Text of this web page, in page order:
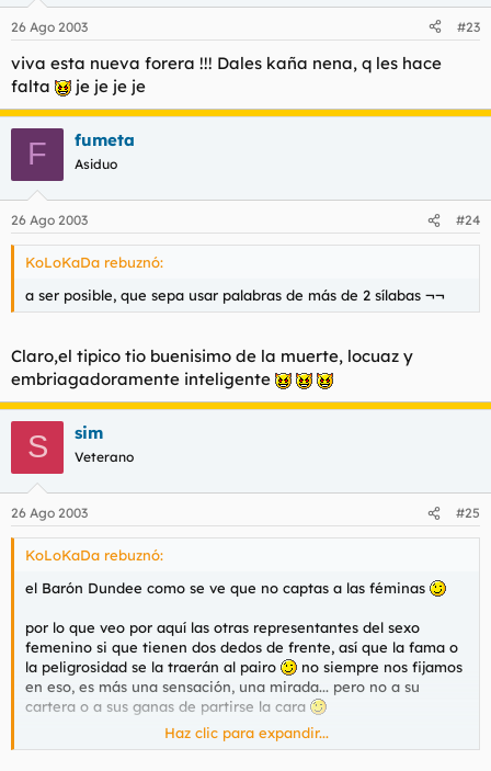
26 Ago 2003 #23
viva esta nueva forera !!! Dales kaña nena, q les hace
falta
je je je je
F fumeta
Asiduo
26 Ago 2003 #24
KoLoKaDa rebuznó:
a ser posible, que sepa usar palabras de más de 2 sílabas ¬¬
Claro,el tipico tio buenisimo de la muerte, locuaz y
embriagadoramente inteligente
S sim
Veterano
26 Ago 2003 #25
KoLoKaDa rebuznó:
el Barón Dundee como se ve que no captas a las féminas
por lo que veo por aquí las otras representantes del sexo
femenino si que tienen dos dedos de frente, así que la fama o
la peligrosidad se la traerán al pairo
no siempre nos fijamos
en eso, es más una sensación, una mirada... pero no a su
cartera o a sus ganas de partirse la cara
no sé k tirria tenéis de sugerir que pa encima nos gustan
Haz clic para expandir...